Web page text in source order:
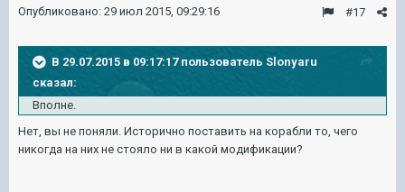
#17
Опубликовано: 29 июл 2015, 09:29:16
В 29.07.2015 в 09:17:17 пользователь Slonyaru
сказал:
Вполне.
Нет, вы не поняли. Исторично поставить на корабли то, чего
никогда на них не стояло ни в какой модификации?